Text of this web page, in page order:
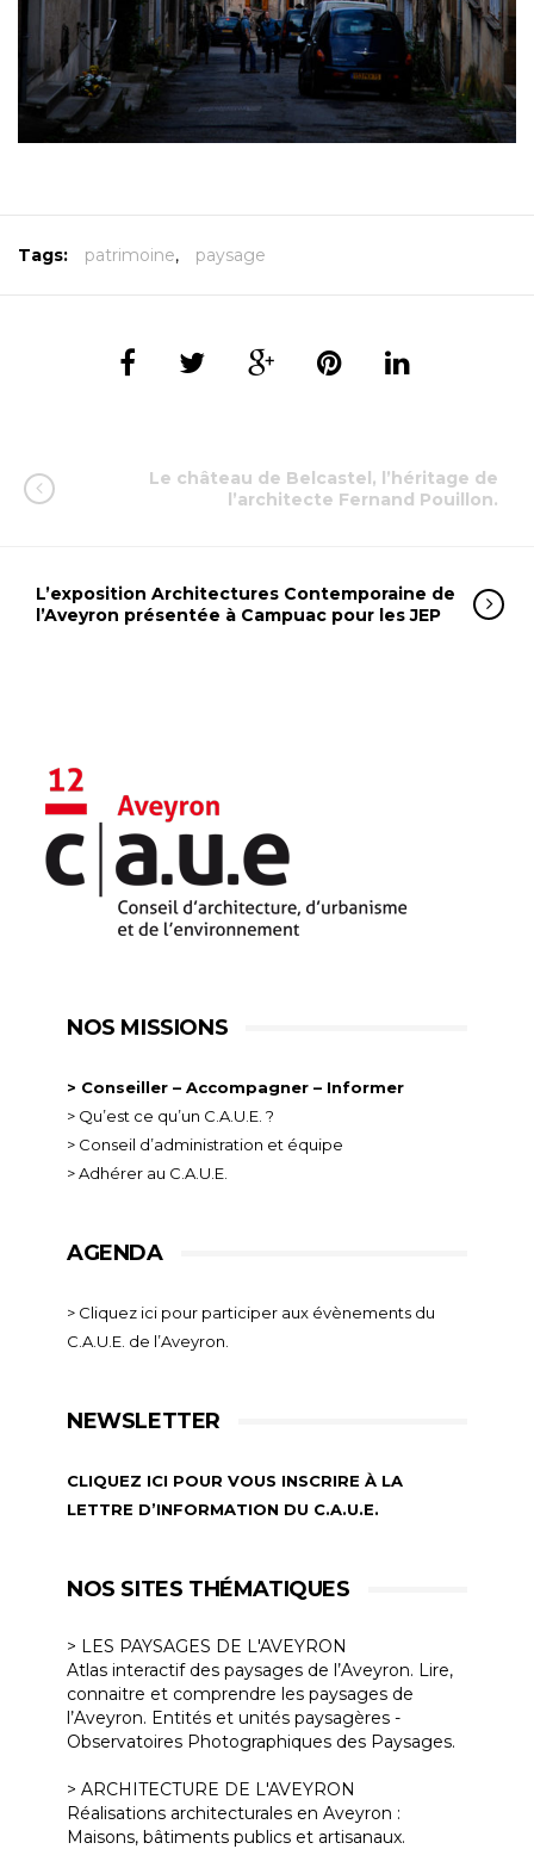
Tags: patrimoine, paysage
Le château de Belcastel, l’héritage de
l’architecte Fernand Pouillon.
L’exposition Architectures Contemporaine de
l’Aveyron présentée à Campuac pour les JEP
NOS MISSIONS
> Conseiller – Accompagner – Informer
> Qu’est ce qu’un C.A.U.E. ?
> Conseil d’administration et équipe
> Adhérer au C.A.U.E.
AGENDA
> Cliquez ici pour participer aux évènements du
C.A.U.E. de l’Aveyron.
NEWSLETTER
CLIQUEZ ICI POUR VOUS INSCRIRE À LA
LETTRE D’INFORMATION DU C.A.U.E.
NOS SITES THÉMATIQUES
> LES PAYSAGES DE L'AVEYRON
Atlas interactif des paysages de l’Aveyron. Lire,
connaitre et comprendre les paysages de
l’Aveyron. Entités et unités paysagères -
Observatoires Photographiques des Paysages.
> ARCHITECTURE DE L'AVEYRON
Réalisations architecturales en Aveyron :
Maisons, bâtiments publics et artisanaux.